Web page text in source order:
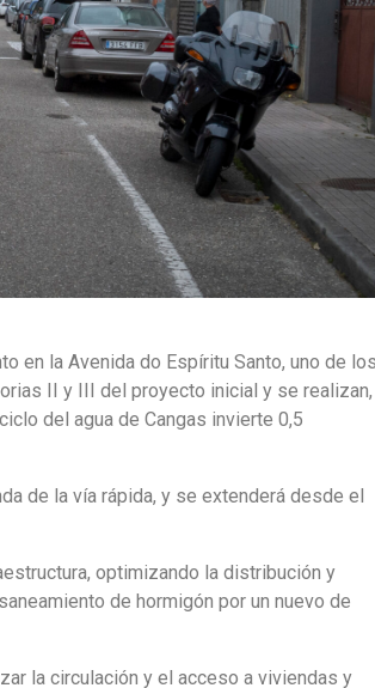
en la Avenida do Espíritu Santo, uno de los
II y III del proyecto inicial y se realizan,
del agua de Cangas invierte 0,5
de la vía rápida, y se extenderá desde el
optimizando la distribución y
de hormigón por un nuevo de
la circulación y el acceso a viviendas y